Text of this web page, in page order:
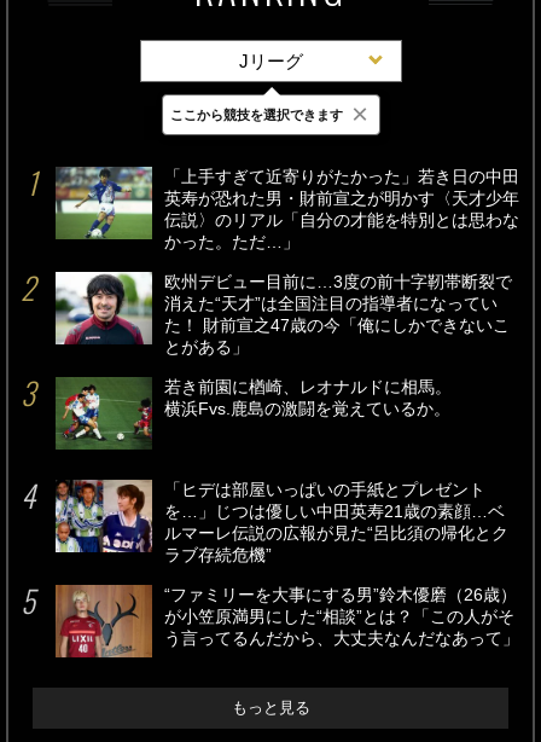
Jリーグ
最新 24時間 週間
「上手すぎて近寄りがたかった」若き日の中田
英寿が恐れた男・財前宣之が明かす〈天才少年
伝説〉のリアル「自分の才能を特別とは思わな
かった。ただ…」
欧州デビュー目前に…3度の前十字靭帯断裂で
消えた“天才”は全国注目の指導者になってい
た！ 財前宣之47歳の今「俺にしかできないこ
とがある」
若き前園に楢崎、レオナルドに相馬。
横浜Fvs.鹿島の激闘を覚えているか。
「ヒデは部屋いっぱいの手紙とプレゼント
を…」じつは優しい中田英寿21歳の素顔…ベ
ルマーレ伝説の広報が見た“呂比須の帰化とク
ラブ存続危機”
“ファミリーを大事にする男”鈴木優磨（26歳）
が小笠原満男にした“相談”とは？「この人がそ
う言ってるんだから、大丈夫なんだなあって」
もっと見る
ここから競技を選択できます ×